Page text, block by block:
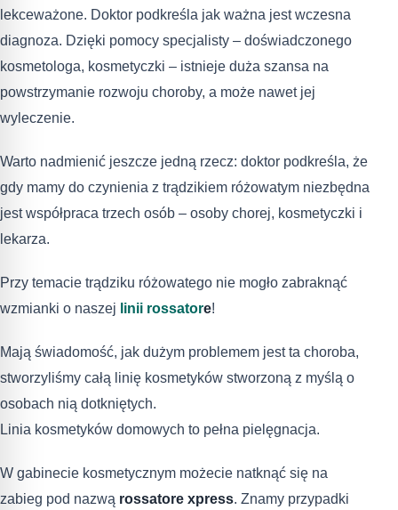
lekceważone. Doktor podkreśla jak ważna jest wczesna
diagnoza. Dzięki pomocy specjalisty – doświadczonego
kosmetologa, kosmetyczki – istnieje duża szansa na
powstrzymanie rozwoju choroby, a może nawet jej
wyleczenie.
Warto nadmienić jeszcze jedną rzecz: doktor podkreśla, że
gdy mamy do czynienia z trądzikiem różowatym niezbędna
jest współpraca trzech osób – osoby chorej, kosmetyczki i
lekarza.
Przy temacie trądziku różowatego nie mogło zabraknąć
wzmianki o naszej linii rossatore!
Mają świadomość, jak dużym problemem jest ta choroba,
stworzyliśmy całą linię kosmetyków stworzoną z myślą o
osobach nią dotkniętych.
Linia kosmetyków domowych to pełna pielęgnacja.
W gabinecie kosmetycznym możecie natknąć się na
zabieg pod nazwą rossatore xpress. Znamy przypadki